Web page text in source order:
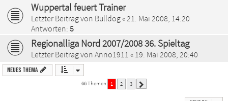
Wuppertal feuert Trainer
Letzter Beitrag von Bulldog« 21. Mai 2008, 14:20
Antworten: 5
Regionalliga Nord 2007/2008 36. Spieltag
Letzter Beitrag von Anno1911 « 19. Mai 2008, 20:40
Neues Thema
66 Themen 1 2 3